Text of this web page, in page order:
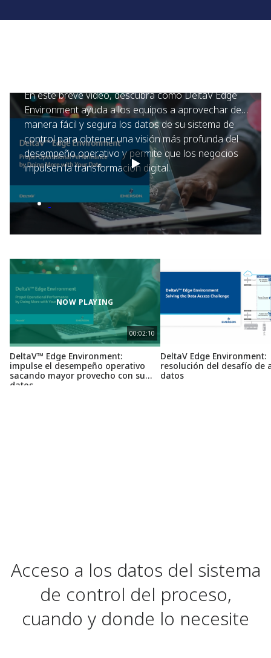
En este breve video, descubra cómo DeltaV Edge
Environment ayuda a los equipos a aprovechar de
manera fácil y segura los datos de su sistema de
control para obtener una visión más profunda del
desempeño operativo y permite que los negocios
impulsen la transformación digital.
NOW PLAYING
00:02:10
DeltaV™ Edge Environment:
impulse el desempeño operativo
sacando mayor provecho con sus
datos
DeltaV Edge Environment:
resolución del desafío de
datos
Acceso a los datos del sistema
de control del proceso,
cuando y donde lo necesite